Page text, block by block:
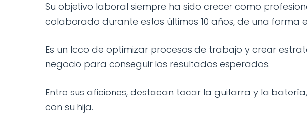
Su objetivo laboral siempre ha sido crecer como
colaborado durante estos últimos 10 años, de una forma
Es un loco de optimizar procesos de trabajo y crear
negocio para conseguir los resultados esperados.
Entre sus aficiones, destacan tocar la guitarra y la
con su hija.